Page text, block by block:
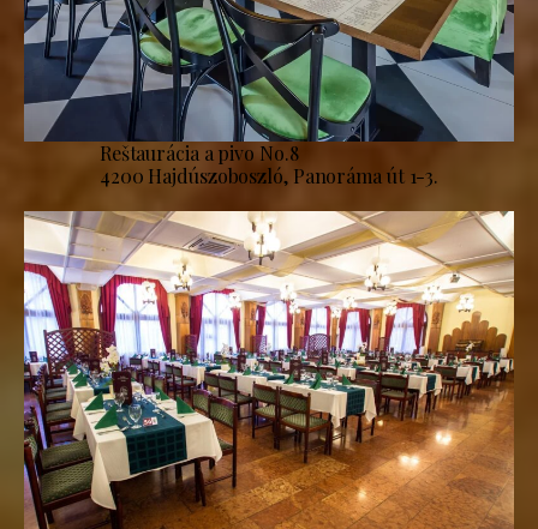
Reštaurácia a pivo No.8
4200 Hajdúszoboszló, Panoráma út 1-3.